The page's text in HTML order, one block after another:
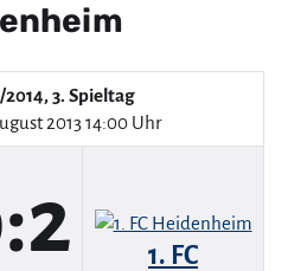
2014, 3. Spieltag
2013 14:00 Uhr
1. FC